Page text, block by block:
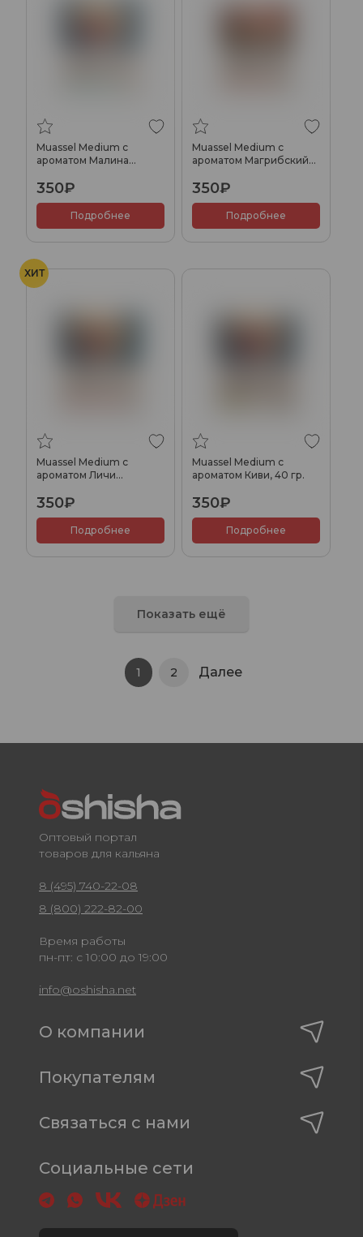
Muassel Medium с
ароматом Малина
350₽
Подробнее
Muassel Medium с
ароматом Магрибский
350₽
Подробнее
ХИТ
Muassel Medium с
ароматом Личи
350₽
Подробнее
Muassel Medium с
ароматом Киви, 40 гр.
350₽
Подробнее
Показать ещё
1 2 Далее
Оптовый портал
товаров для кальяна
8 (495) 740-22-08
8 (800) 222-82-00
Время работы
пн-пт: с 10:00 до 19:00
info@oshisha.net
О компании
Покупателям
Связаться с нами
Социальные сети